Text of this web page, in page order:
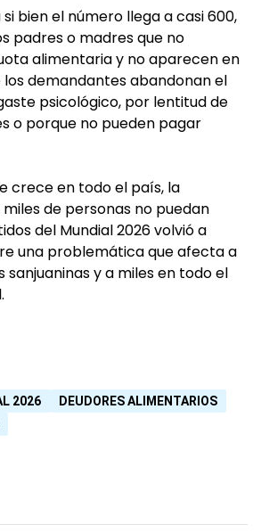
bien el número llega a casi 600,
padres o madres que no
alimentaria y no aparecen en
demandantes abandonan el
psicológico, por lentitud de
o porque no pueden pagar
crece en todo el país, la
de personas no puedan
del Mundial 2026 volvió a
una problemática que afecta a
sanjuaninas y a miles en todo el
2026
DEUDORES ALIMENTARIOS